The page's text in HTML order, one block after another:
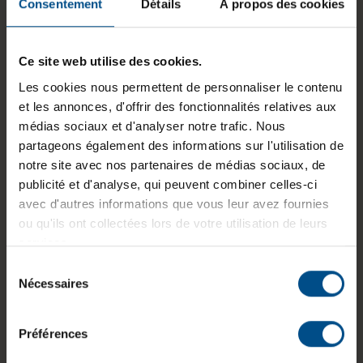
Consentement Détails À propos des cookies
Ce site web utilise des cookies.
Les cookies nous permettent de personnaliser le contenu
et les annonces, d'offrir des fonctionnalités relatives aux
médias sociaux et d'analyser notre trafic. Nous
partageons également des informations sur l'utilisation de
notre site avec nos partenaires de médias sociaux, de
publicité et d'analyse, qui peuvent combiner celles-ci
avec d'autres informations que vous leur avez fournies
ou qu'ils ont collectées lors de votre utilisation de leurs
services.
Nécessaires
Préférences
LAN RJ-45 , 1x
USB 3.2 Gen 1
1x audio /
microphone -
combo 3.5 mm
Afficher plus
FHD
Disposition du clavier:
Français
(AZERTY) avec
pavé numérique
Puce graphique intégrée:
AMD Radeon™
780M
Mémoire de la carte graphique: 4 GB GDDR6
État: Reconditionné